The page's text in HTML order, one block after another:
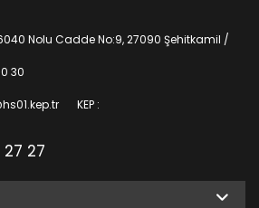
Nolu Cadde No:9, 27090 Şehitkamil /
30
KEP :
27